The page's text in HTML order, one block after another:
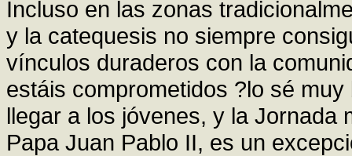
Incluso en las zonas
y la catequesis no siempre
vínculos duraderos con la
estáis comprometidos ?lo sé
llegar a los jóvenes, y la Jornada
Papa Juan Pablo II, es un